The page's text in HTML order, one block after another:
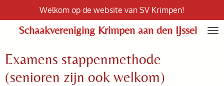
direct
naar
hoofdinhoud
Schaakvereniging Krimpen aan den IJssel
Welkom op de website van SV Krimpen!
Examens stappenmethode
(senioren zijn ook welkom)